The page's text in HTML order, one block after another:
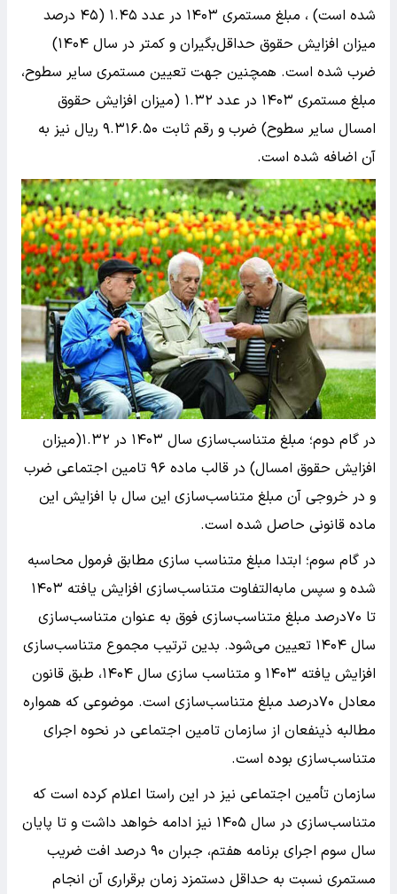
شده است) ، مبلغ مستمری ۱۴۰۳ در عدد ۱.۴۵ (۴۵ درصد
میزان افزایش حقوق حداقل‌بگیران و کمتر در سال ۱۴۰۴)
ضرب شده است. همچنین جهت تعیین مستمری سایر سطوح،
مبلغ مستمری ۱۴۰۳ در عدد ۱.۳۲ (میزان افزایش حقوق
امسال سایر سطوح) ضرب و رقم ثابت ۹.۳۱۶.۵۰ ریال نیز به
آن اضافه شده است.
در گام دوم؛ مبلغ متناسب‌سازی سال ۱۴۰۳ در ۱.۳۲(میزان
افزایش حقوق امسال) در قالب ماده ۹۶ تامین اجتماعی ضرب
و در خروجی آن مبلغ متناسب‌سازی‌ این سال با افزایش این
ماده قانونی حاصل شده است.
در گام سوم؛ ابتدا مبلغ متناسب سازی مطابق فرمول محاسبه
شده و سپس مابه‌التفاوت متناسب‌سازی افزایش یافته ۱۴۰۳
تا ۷۰درصد مبلغ متناسب‌سازی فوق به عنوان متناسب‌سازی
سال ۱۴۰۴ تعیین می‌شود. بدین ترتیب مجموع متناسب‌سازی
افزایش یافته ۱۴۰۳ و متناسب سازی سال ۱۴۰۴، طبق قانون
معادل ۷۰درصد مبلغ متناسب‌سازی است. موضوعی که همواره
مطالبه ذینفعان از سازمان تامین اجتماعی در نحوه اجرای
متناسب‌سازی بوده است.
سازمان تأمین اجتماعی نیز در این راستا اعلام کرده است که
متناسب‌سازی در سال ۱۴۰۵ نیز ادامه خواهد داشت و تا پایان
سال سوم اجرای برنامه هفتم، جبران ۹۰ درصد افت ضریب
مستمری نسبت به حداقل دستمزد زمان برقراری آن انجام